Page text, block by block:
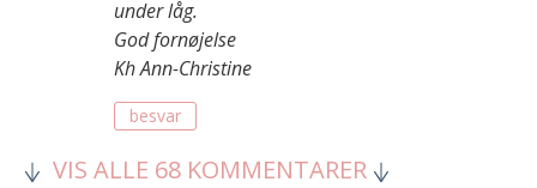
under låg.
God fornøjelse
Kh Ann-Christine
besvar
VIS ALLE 68 KOMMENTARER